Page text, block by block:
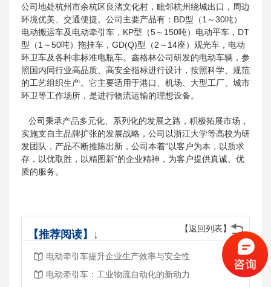
公司地处杭州市余杭区良渚文化村，毗邻杭州绕城出口，周边
环境优美、交通便捷。公司主要产品有：BD型（1～30吨）
电动搬运车及电动牵引车，KP型（5～150吨）电动平车，DT
型（1～50吨）拖挂车，GD(Q)型（2～14座）观光车，电动
环卫车及各种非标准电瓶车。鑫格林公司研发的电动车辆，参
照国内同行业高品质、高安全指标进行设计，按照科学、规范
的工艺组织生产。它主要适用于港口、机场、大型工厂、城市
环卫等工作场所，是进行物流运输的理想设备。
公司秉承产品多元化、系列化的发展之路，积极拓展市场，
实施支自主品牌扩张的发展战略，公司以浙江大学等高校为研
发团队，产品不断推陈出新，公司本着“以客户为本，以质求
存，以优取胜，以精图新”的企业精神，为客户提供真诚、优
质的服务。
【返回列表】
【推荐阅读】↓
电动牵引车提升企业生产效率与安全性
电动牵引车：工业物流自动化的新动力